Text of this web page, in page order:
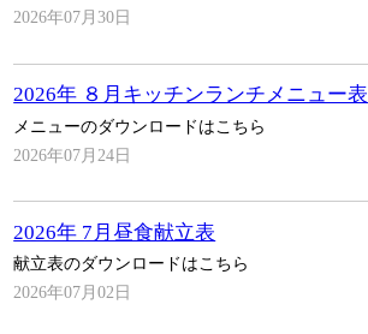
2026年07月30日
2026年 ８月キッチンランチメニュー表
メニューのダウンロードはこちら
2026年07月24日
2026年 7月昼食献立表
献立表のダウンロードはこちら
2026年07月02日